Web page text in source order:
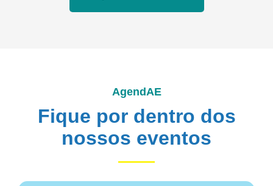
AgendAE
Fique por dentro dos
nossos eventos